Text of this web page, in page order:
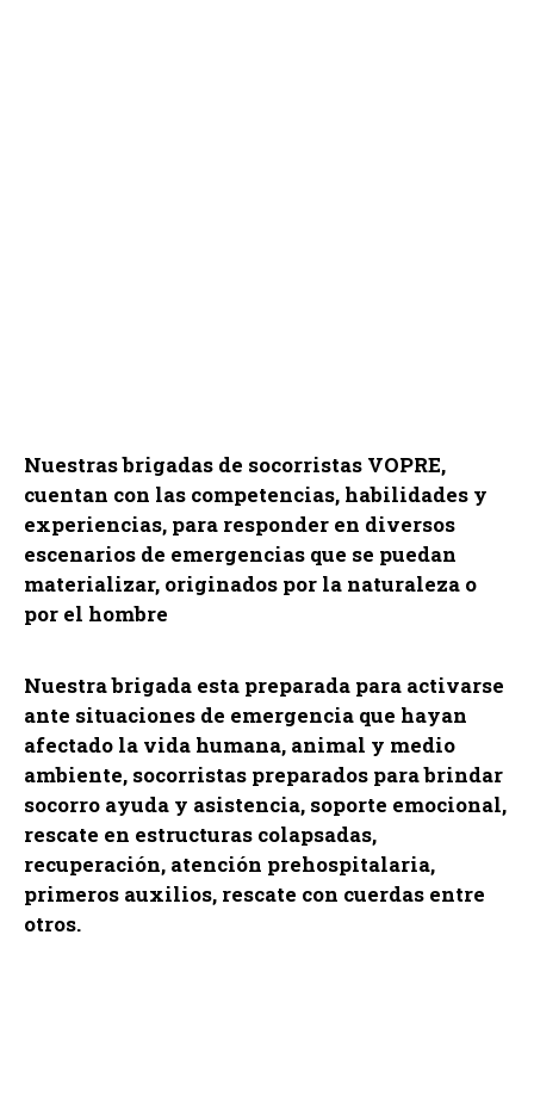
Nuestras brigadas de socorristas VOPRE,
cuentan con las competencias, habilidades y
experiencias, para responder en diversos
escenarios de emergencias que se puedan
materializar, originados por la naturaleza o
por el hombre
Nuestra brigada esta preparada para activarse
ante situaciones de emergencia que hayan
afectado la vida humana, animal y medio
ambiente, socorristas preparados para brindar
socorro ayuda y asistencia, soporte emocional,
rescate en estructuras colapsadas,
recuperación, atención prehospitalaria,
primeros auxilios, rescate con cuerdas entre
otros.